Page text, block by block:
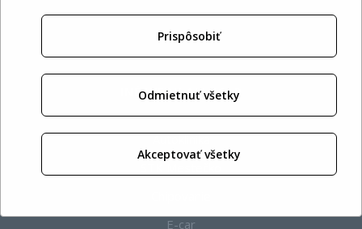
INÉ WEBY ALL4CAR
Autoklinika
E-car
Prispôsobiť
Odmietnuť všetky
Akceptovať všetky